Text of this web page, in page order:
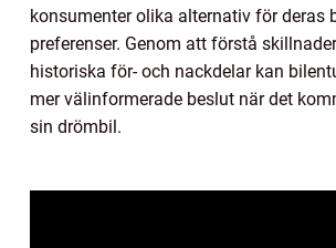
konsumenter olika alternativ för deras
preferenser. Genom att förstå
historiska för- och nackdelar kan
mer välinformerade beslut när det
sin drömbil.